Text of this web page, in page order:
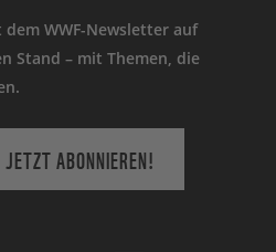
dem WWF-Newsletter auf
Stand – mit Themen, die
ABONNIEREN!